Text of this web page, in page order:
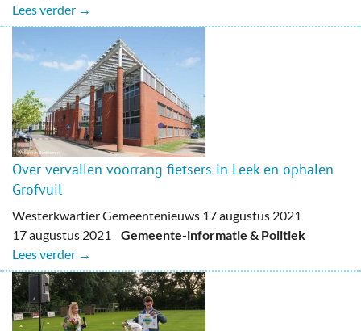
Lees verder →
Over vervallen voorrang fietsers in Leek en ophalen
Grofvuil
Westerkwartier Gemeentenieuws 17 augustus 2021
17 augustus 2021 Gemeente-informatie & Politiek
Lees verder →